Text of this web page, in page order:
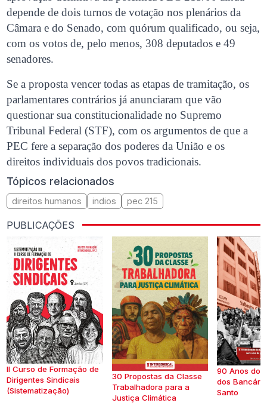
depende de dois turnos de votação nos plenários da
Câmara e do Senado, com quórum qualificado, ou seja,
com os votos de, pelo menos, 308 deputados e 49
senadores.
Se a proposta vencer todas as etapas de tramitação, os
parlamentares contrários já anunciaram que vão
questionar sua constitucionalidade no Supremo
Tribunal Federal (STF), com os argumentos de que a
PEC fere a separação dos poderes da União e os
direitos individuais dos povos tradicionais.
Tópicos relacionados
direitos humanos indios pec 215
PUBLICAÇÕES
II Curso de Formação de
Dirigentes Sindicais
(Sistematização)
30 Propostas da Classe
Trabalhadora para a
Justiça Climática
90 Anos do
dos
Santo